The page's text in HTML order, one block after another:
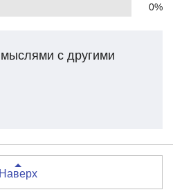
0%
с другими
Наверх